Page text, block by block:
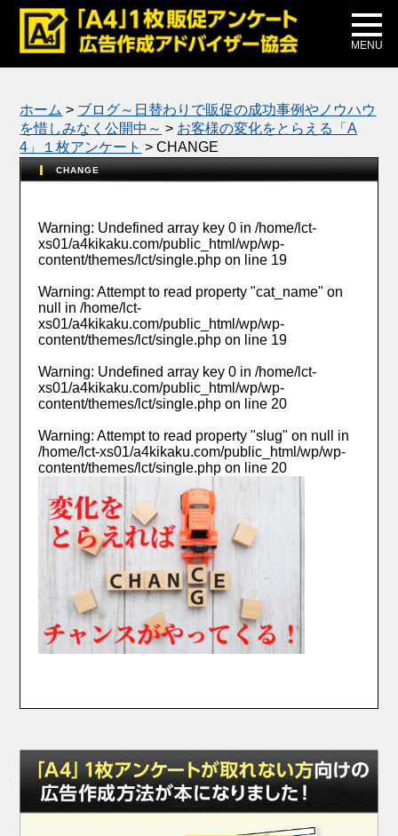
MENU
メディア掲載
公式ブログ
ホーム > ブログ～日替わりで販促の成功事例やノウハウ
を惜しみなく公開中～ > お客様の変化をとらえる「A
4」１枚アンケート >CHANGE
CHANGE
Warning: Undefined array key 0 in/home/lct-
xs01/a4kikaku.com/public_html/wp/wp-
content/themes/lct/single.php on line 19
Warning: Attempt to read property "cat_name" on
null in/home/lct-
xs01/a4kikaku.com/public_html/wp/wp-
content/themes/lct/single.php on line 19
Warning: Undefined array key 0 in/home/lct-
xs01/a4kikaku.com/public_html/wp/wp-
content/themes/lct/single.php on line 20
Warning: Attempt to read property "slug" on null in
/home/lct-xs01/a4kikaku.com/public_html/wp/wp-
content/themes/lct/single.php on line 20